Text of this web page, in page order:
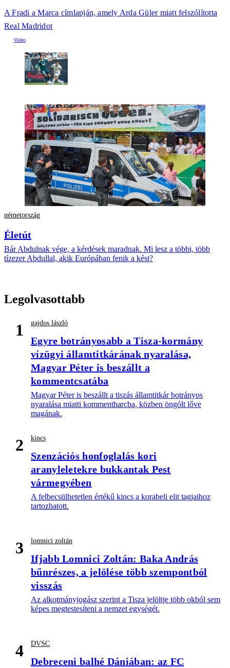
A Fradi a Marca címlapján, amely Arda Güler miatt felszólította
Real Madridot
németország
Életút
Bár Abdulnak vége, a kérdések maradnak. Mi lesz a többi, több
tízezer Abdullal, akik Európában fenik a kést?
Legolvasottabb
1 gajdos lászló
Egyre botrányosabb a Tisza-kormány
vízügyi államtitkárának nyaralása,
Magyar Péter is beszállt a
kommentcsatába
Magyar Péter is beszállt a tiszás államtitkár botrányos
nyaralása miatti kommentharcba, közben öngólt lőve
magának.
2 kincs
Szenzációs honfoglalás kori
aranyleletekre bukkantak Pest
vármegyében
A felbecsülhetetlen értékű kincs a korabeli elit tagjaihoz
tartozhatott.
3 lomnici zoltán
Ifjabb Lomnici Zoltán: Baka András
bűnrészes, a jelölése több szempontból
visszás
Az alkotmányjogász szerint a Tisza jelöltje több okból sem
képes megtestesíteni a nemzet egységét.
4 DVSC
Debreceni balhé Dániában: az FC